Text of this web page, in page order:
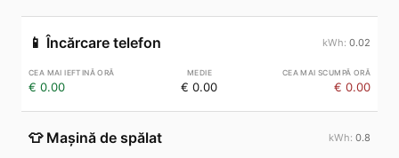
📱 Încărcare telefon 0.02
€ 0.00 € 0.00 € 0.00
👕 Mașină de spălat 0.8